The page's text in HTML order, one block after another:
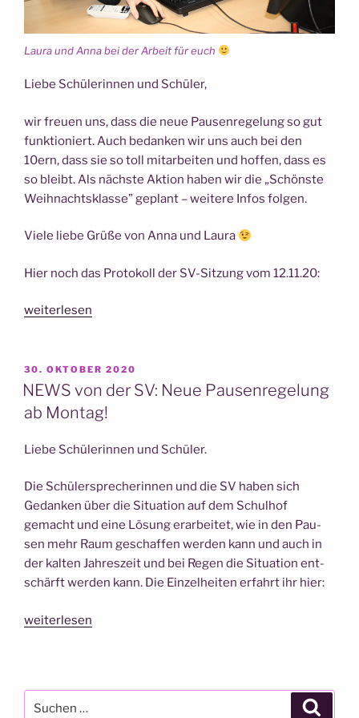
Lau­ra und Anna bei der Arbeit für euch
Lie­be Schü­le­rin­nen und Schüler,
wir freu­en uns, dass die neue Pau­sen­re­ge­lung so gut
funk­tio­niert. Auch bedan­ken wir uns auch bei den
10ern, dass sie so toll mit­ar­bei­ten und hof­fen, dass es
so bleibt. Als nächs­te Akti­on haben wir die „Schöns­te
Weih­nachts­klas­se” geplant – wei­te­re Infos folgen.
Vie­le lie­be Grü­ße von Anna und Laura
Hier noch das Pro­to­koll der SV-Sit­zung vom 12.11.20:
„NEWS
SV:
Neue
Aktio­
geplant“
weiterlesen
VERÖFFENTLICHT
AM
30. OKTOBER 2020
NEWS von der SV: Neue Pausenregelung
ab Montag!
Lie­be Schü­le­rin­nen und Schüler.
Die Schü­ler­spre­che­rin­nen und die SV haben sich
Gedan­ken über die Situa­ti­on auf dem Schul­hof
gemacht und eine Lösung erar­bei­tet, wie in den Pau­
sen mehr Raum geschaf­fen wer­den kann und auch in
der kal­ten Jah­res­zeit und bei Regen die Situa­ti­on ent­
schärft wer­den kann. Die Ein­zel­hei­ten erfahrt ihr hier:
„NEWS
Neue
weiterlesen